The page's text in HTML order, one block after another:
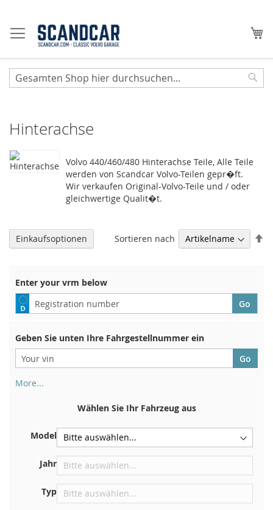
Inhalt
springen
Hinterachse
Volvo 440/460/480 Hinterachse Teile, Alle Teile
werden von Scandcar Volvo-Teilen gepr�ft.
Wir verkaufen Original-Volvo-Teile und / oder
gleichwertige Qualit�t.
Sortieren nach
Enter your vrm below
Geben Sie unten Ihre Fahrgestellnummer ein
More...
Zulassungsbescheinigung. Und auch im Auto
Auf der Bodenplatte für den rechten Vordersitz
Zentrieren Sie es an der Trennwand unter der Haube
Direkt im Motorraum
Armaturenbrett
Wählen Sie Ihr Fahrzeug aus
Model
Jahr
Typ
Einkaufsoptionen